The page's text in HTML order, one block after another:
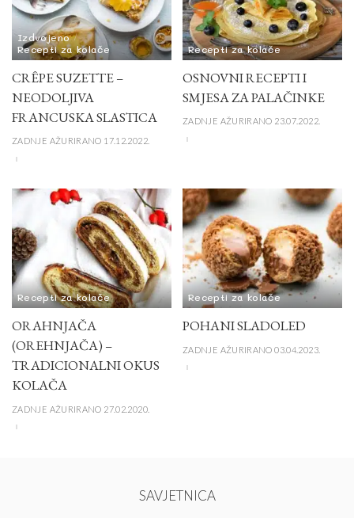
Izdvojeno
Recepti za kolače
CRÊPE SUZETTE –
NEODOLJIVA
FRANCUSKA SLASTICA
ZADNJE AŽURIRANO 17.12.2022.
Recepti za kolače
OSNOVNI RECEPTI I
SMJESA ZA PALAČINKE
ZADNJE AŽURIRANO 23.07.2022.
Recepti za kolače
ORAHNJAČA
(OREHNJAČA) –
TRADICIONALNI OKUS
KOLAČA
ZADNJE AŽURIRANO 27.02.2020.
Recepti za kolače
POHANI SLADOLED
ZADNJE AŽURIRANO 03.04.2023.
SAVJETNICA